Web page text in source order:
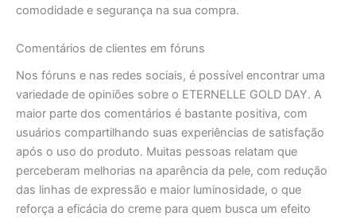
comodidade e segurança na sua compra.
Comentários de clientes em fóruns
Nos fóruns e nas redes sociais, é possível encontrar uma
variedade de opiniões sobre o ETERNELLE GOLD DAY. A
maior parte dos comentários é bastante positiva, com
usuários compartilhando suas experiências de satisfação
após o uso do produto. Muitas pessoas relatam que
perceberam melhorias na aparência da pele, com redução
das linhas de expressão e maior luminosidade, o que
reforça a eficácia do creme para quem busca um efeito